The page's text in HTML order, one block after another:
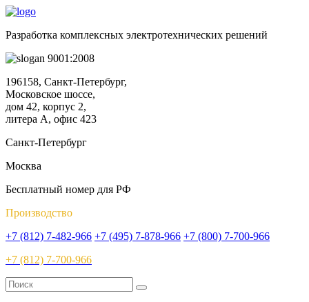
Разработка комплексных электротехнических решений
9001:2008
196158, Санкт-Петербург,
Московское шоссе,
дом 42, корпус 2,
литера А, офис 423
Санкт-Петербург
Москва
Бесплатный номер для РФ
Производство
+7 (812) 7-482-966 +7 (495) 7-878-966 +7 (800) 7-700-966
+7 (812) 7-700-966